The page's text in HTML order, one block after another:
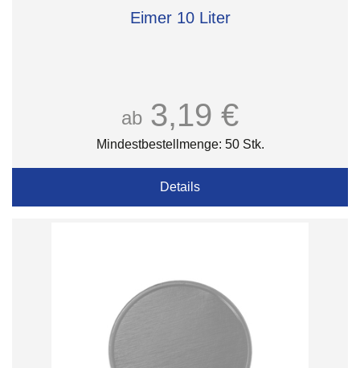
Eimer 10 Liter
ab 3,19 €
Mindestbestellmenge: 50 Stk.
Details